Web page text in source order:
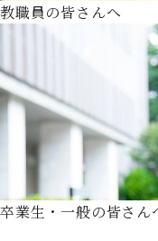
教職員の皆さんへ
卒業生・一般の皆さん